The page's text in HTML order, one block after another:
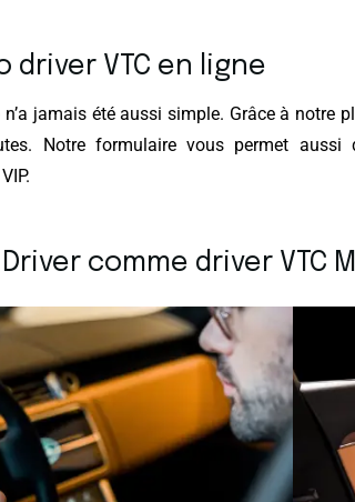
driver VTC en ligne
jamais été aussi simple. Grâce à
Notre formulaire vous permet aussi
comme driver VTC